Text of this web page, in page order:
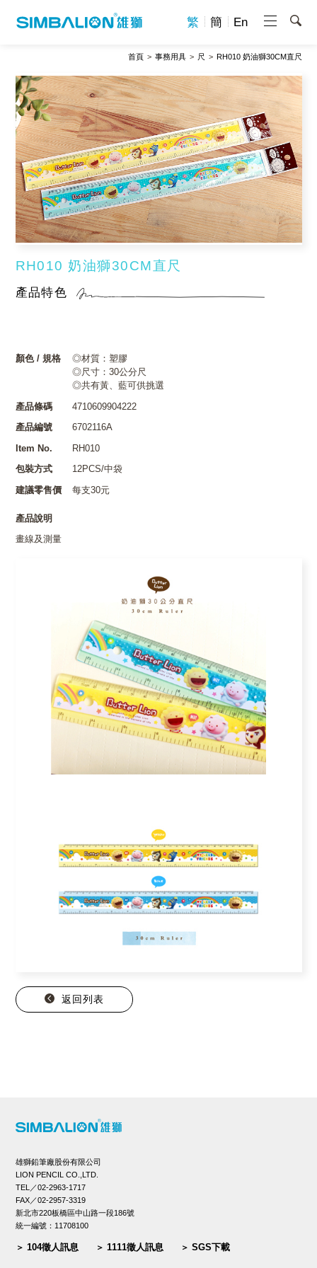
繁 簡 En
首頁 事務用具 尺 RH010 奶油獅30CM直尺
RH010 奶油獅30CM直尺
產品特色
顏色 / 規格
◎材質：塑膠
◎尺寸：30公分尺
◎共有黃、藍可供挑選
產品條碼
4710609904222
產品編號
6702116A
Item No.
RH010
包裝方式
12PCS/中袋
建議零售價
每支30元
產品說明
畫線及測量
返回列表
雄獅鉛筆廠股份有限公司
LION PENCIL CO.,LTD.
TEL／02-2963-1717
FAX／02-2957-3319
新北市220板橋區中山路一段186號
統一編號：11708100
104徵人訊息 1111徵人訊息 SGS下載